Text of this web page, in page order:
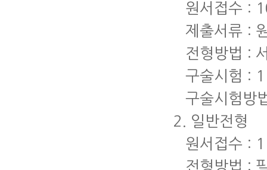
원서접수 :
제출서류 :
전형방법 :
구술시험 :
구술시험방
2. 일반전형
원서접수 :
전형방법 :